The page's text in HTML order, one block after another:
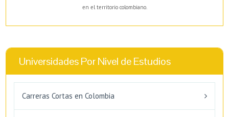
en el territorio colombiano.
Universidades Por Nivel de Estudios
Carreras Cortas en Colombia